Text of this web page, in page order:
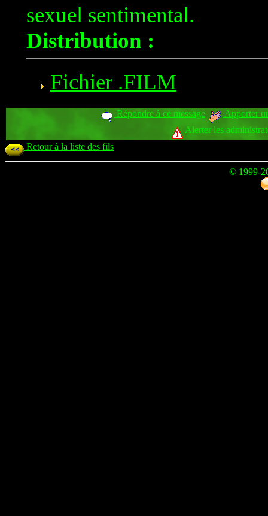
sexuel sentimental.
Distribution :
Fichier .FILM
Répondre à ce message
Apporter
Alerter les
Retour à la liste des fils
© 1999-